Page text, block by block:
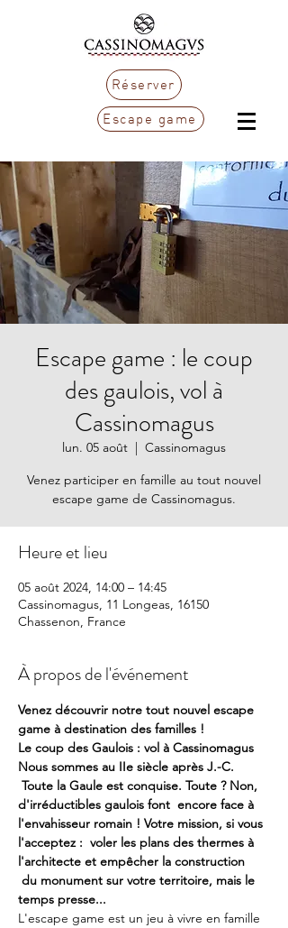
Réserver
Escape game
Escape game : le coup
des gaulois, vol à
Cassinomagus
lun. 05 août
  |
Cassinomagus
Venez participer en famille au tout nouvel
escape game de Cassinomagus.
Heure et lieu
05 août 2024, 14:00 – 14:45
Cassinomagus, 11 Longeas, 16150
Chassenon, France
À propos de l'événement
Venez découvrir notre tout nouvel escape
game à destination des familles !
Le coup des Gaulois : vol à Cassinomagus
Nous sommes au IIe siècle après J.-C.
Toute la Gaule est conquise. Toute ? Non,
d'irréductibles gaulois font  encore face à
l'envahisseur romain ! Votre mission, si vous
l'acceptez :  voler les plans des thermes à
l'architecte et empêcher la construction
du monument sur votre territoire, mais le
temps presse...
L'escape game est un jeu à vivre en famille